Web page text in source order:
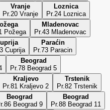
Vranje
Pr.20 Vranje
Loznica
Pr.24 Loznica
Požega
Mladenovac
Pr.43 Mladenovac
Cuprija
Paraćin
Pr.73 Paracin
Beograd
Pr.78 Beograd 5
Kraljevo
Pr.81 Kraljevo 2
Trstenik
Pr.82 Trstenik
Beograd
Beograd 9
Beograd
Pr.88 Beograd 11